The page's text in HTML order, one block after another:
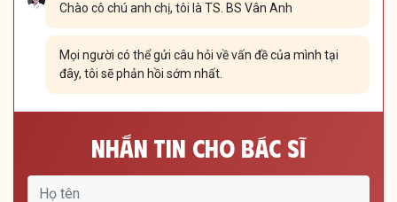
Chào cô chú anh chị, tôi là TS. BS Vân Anh
Mọi người có thể gửi câu hỏi về vấn đề của mình tại
đây, tôi sẽ phản hồi sớm nhất.
Nhắn Tin Cho Bác Sĩ